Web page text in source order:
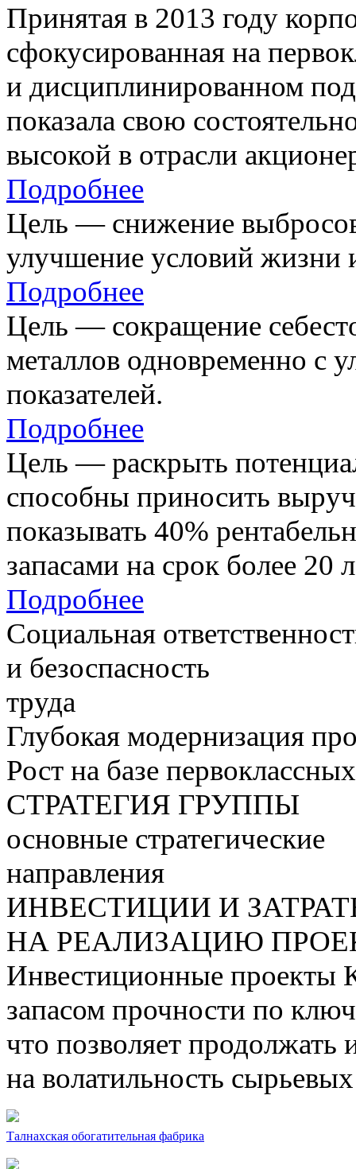
Принятая в 2013 году
сфокусированная на
и дисциплинированном
показала свою
высокой в отрасли
Подробнее
Цель — снижение
улучшение условий жизни
Подробнее
Цель — сокращение
металлов одновременно с
показателей.
Подробнее
Цель — раскрыть
способны приносить
показывать 40%
запасами на срок более 20
Подробнее
Социальная
и безоспасность
труда
Глубокая модернизация
Рост на базе
СТРАТЕГИЯ ГРУППЫ
основные стратегические
направления
ИНВЕСТИЦИИ И
НА РЕАЛИЗАЦИЮ
Инвестиционные проекты
запасом прочности по
что позволяет продолжать
на волатильность
Талнахская обогатительная фабрика